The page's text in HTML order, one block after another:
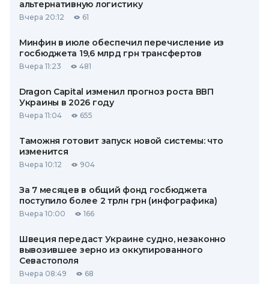
альтернативную логистику
Вчера 20:12 61
Минфин в июле обеспечил перечисление из
госбюджета 19,6 млрд грн трансфертов
Вчера 11:23 481
Dragon Capital изменил прогноз роста ВВП
Украины в 2026 году
Вчера 11:04 655
Таможня готовит запуск новой системы: что
изменится
Вчера 10:12 904
За 7 месяцев в общий фонд госбюджета
поступило более 2 трлн грн (инфографика)
Вчера 10:00 166
Швеция передаст Украине судно, незаконно
вывозившее зерно из оккупированного
Севастополя
Вчера 08:49 68